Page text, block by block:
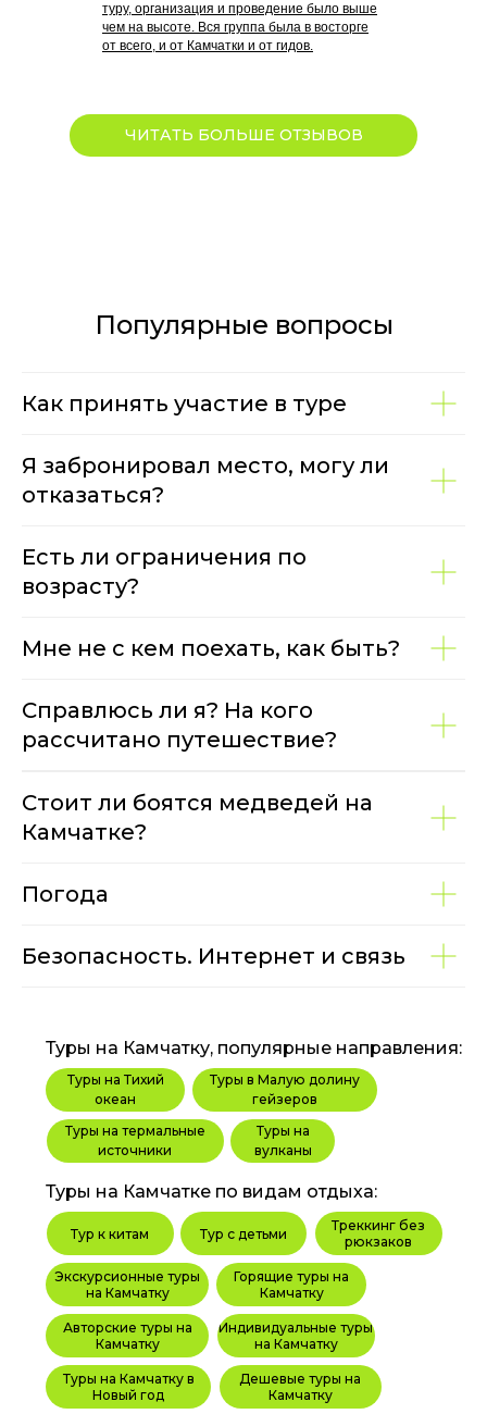
туру, организация и проведение было выше
чем на высоте. Вся группа была в восторге
от всего, и от Камчатки и от гидов.
ЧИТАТЬ БОЛЬШЕ ОТЗЫВОВ
Популярные вопросы
Как принять участие в туре
Я забронировал место, могу ли
отказаться?
Есть ли ограничения по
возрасту?
Мне не с кем поехать, как быть?
Справлюсь ли я? На кого
рассчитано путешествие?
Стоит ли боятся медведей на
Камчатке?
Погода
Безопасность. Интернет и связь
Туры на Тихий
океан
Туры на
вулканы
Туры в Малую долину
гейзеров
Туры на термальные
источники
Туры на Камчатку, популярные направления:
Авторские туры на
Камчатку
Экскурсионные туры
на Камчатку
Туры на Камчатку в
Новый год
Индивидуальные туры
на Камчатку
Треккинг без
рюкзаков
Тур к китам Тур с детьми
Дешевые туры на
Камчатку
Горящие туры на
Камчатку
Туры на Камчатке по видам отдыха: